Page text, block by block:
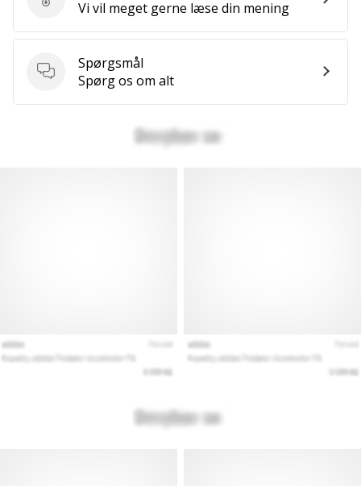
Send produktanmeldelse
Vi vil meget gerne læse din mening
Spørgsmål
Spørgsmål
Spørg os om alt